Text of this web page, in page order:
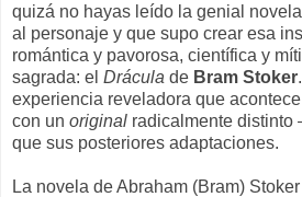
quizá no hayas leído la genial
al personaje y que supo crear esa
romántica y pavorosa, científica y
sagrada: el Drácula de Bram Stoker
experiencia reveladora que
con un original radicalmente distinto
que sus posteriores adaptaciones.
La novela de Abraham (Bram)